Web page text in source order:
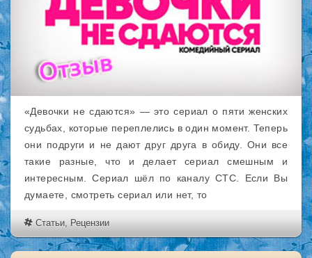
«Девочки не сдаются» — это сериал о пяти женских
судьбах, которые переплелись в один момент. Теперь
они подруги и не дают друг друга в обиду. Они все
такие разные, что и делает сериал смешным и
интересным. Сериал шёл по каналу СТС. Если Вы
думаете, смотреть сериал или нет, то
Статьи, Рецензии